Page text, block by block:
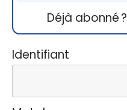
Déjà abonné ?
Identifiant